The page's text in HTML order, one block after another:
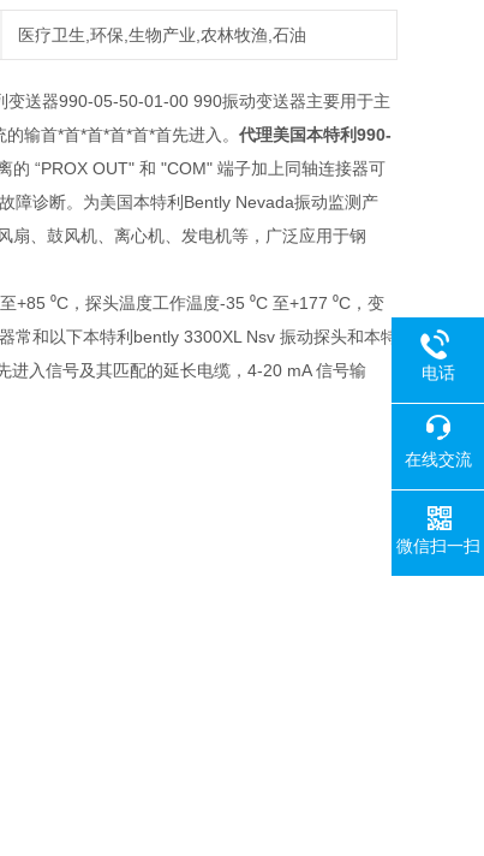
医疗卫生,环保,生物产业,农林牧渔,石油
送器990-05-50-01-00 990振动变送器主要用于主
输首*首*首*首*首*首先进入。 代理美国本特利990-
“PROX OUT" 和 "COM" 端子加上同轴连接器可
障诊断。为美国本特利Bently Nevada振动监测产
、鼓风机、离心机、发电机等，广泛应用于钢
⁰C，探头温度工作温度-35 ⁰C 至+177 ⁰C，变
和以下本特利bently 3300XL Nsv 振动探头和本特
进入信号及其匹配的延长电缆，4-20 mA 信号输
电话
在线交流
微信扫一扫